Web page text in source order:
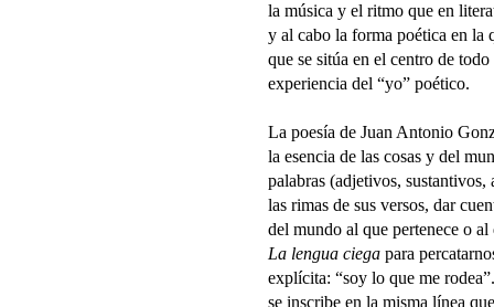
la música y el ritmo que en
y al cabo la forma poética en la
que se sitúa en el centro de
experiencia del “yo” poético.
La poesía de Juan Antonio
la esencia de las cosas y del
palabras (adjetivos,
las rimas de sus versos, dar
del mundo al que pertenece o
La lengua ciega para
explícita: “soy lo que me
se inscribe en la misma línea